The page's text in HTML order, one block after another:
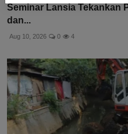
Seminar Lansia Tekankan
dan...
Aug 10, 2026 0 4